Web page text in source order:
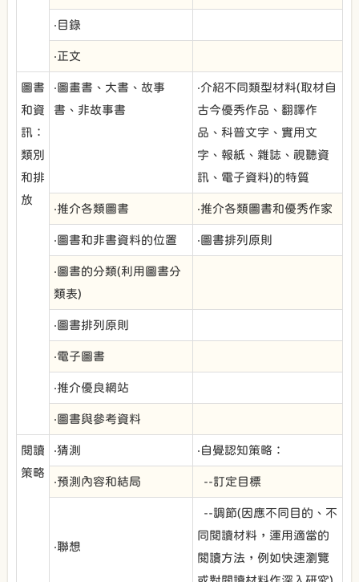
‧目錄
‧正文
圖書
和資
訊：
類別
和排
放
‧圖畫書、大書、故事
書、非故事書
‧介紹不同類型材料(取材自
古今優秀作品、翻譯作
品、科普文字、實用文
字、報紙、雜誌、視聽資
訊、電子資料)的特質
‧推介各類圖書 ‧推介各類圖書和優秀作家
‧圖書和非書資料的位置 ‧圖書排列原則
‧圖書的分類(利用圖書分
類表)
‧圖書排列原則
‧電子圖書
‧推介優良網站
‧圖書與參考資料
閱讀
策略
‧猜測 ‧自覺認知策略：
‧預測內容和結局 --訂定目標
‧聯想
--調節(因應不同目的、不
同閱讀材料，運用適當的
閱讀方法，例如快速瀏覽